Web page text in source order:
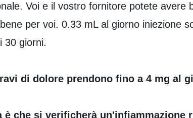
Voi e il vostro fornitore potete avere
per voi. 0.33 mL al giorno iniezione
30 giorni.
di dolore prendono fino a 4 mg al
è che si verificherà un'infiammazione